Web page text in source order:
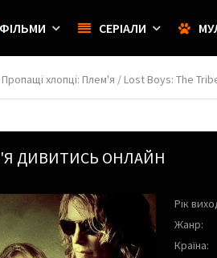
ФІЛЬМИ СЕРІАЛИ
Пропащі хлопці: Плем'я / Lost Boys: The
ДИВИТИСЬ ОНЛАЙН
Рік
Жанр:
Країна: